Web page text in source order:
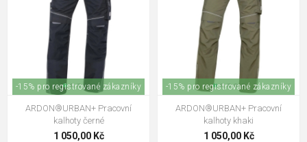
-15% pro registrované zákazníky
ARDON®URBAN+ Pracovní
kalhoty černé
1 050,00 Kč
-15% pro registrované zákazníky
ARDON®URBAN+ Pracovní
kalhoty khaki
1 050,00 Kč